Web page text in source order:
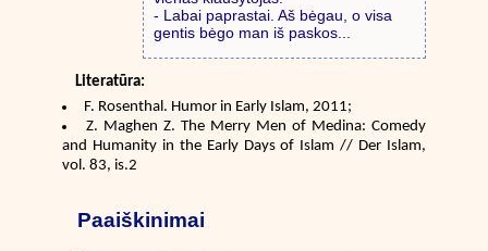
- Labai paprastai. Aš bėgau, o visa
gentis bėgo man iš paskos...
Literatūra:
F. Rosenthal. Humor in Early Islam, 2011;
Z. Maghen Z. The Merry Men of Medina: Comedy
and Humanity in the Early Days of Islam // Der Islam,
vol. 83, is.2
Paaiškinimai